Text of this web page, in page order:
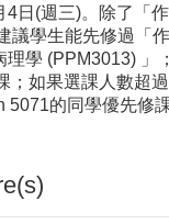
4日(週三)。除了「
議學生能先修過「
學 (PPM3013) 」
；如果選課人數超
5071的同學優先修課